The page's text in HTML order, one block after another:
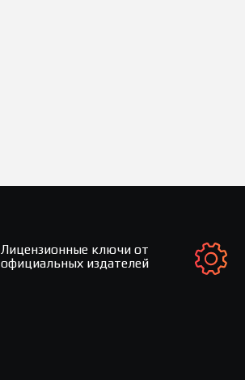
Лицензионные ключи от
официальных издателей